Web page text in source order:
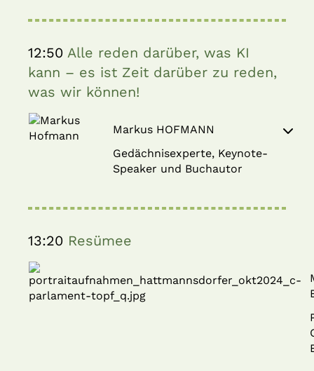
12:50 Alle reden darüber, was KI
kann – es ist Zeit darüber zu reden,
was wir können!
Markus HOFMANN
Gedächnisexperte, Keynote-
Speaker und Buchautor
13:20 Resümee